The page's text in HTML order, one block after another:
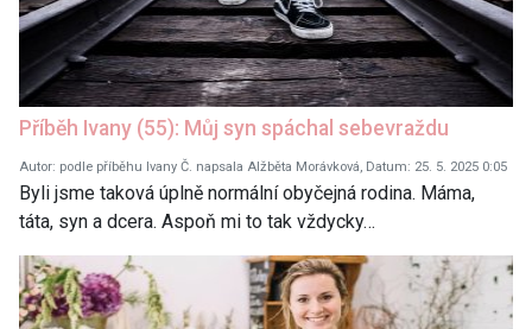
Příběh Ivany (55): Můj syn spáchal sebevraždu
Autor: podle příběhu Ivany Č. napsala Alžběta Morávková, Datum: 25. 5. 2025 0:05
Byli jsme taková úplně normální obyčejná rodina. Máma,
táta, syn a dcera. Aspoň mi to tak vždycky…